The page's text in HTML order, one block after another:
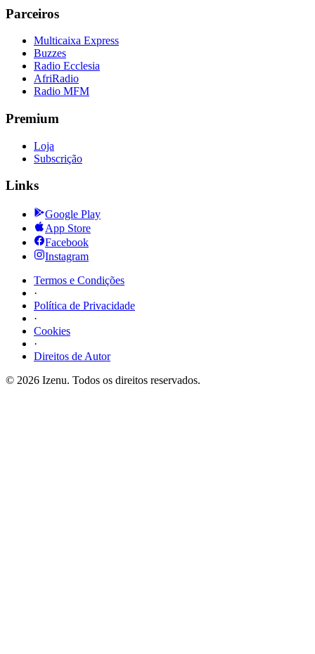
Parceiros
Multicaixa Express
Buzzes
Radio Ecclesia
AfriRadio
Radio MFM
Premium
Loja
Subscrição
Links
Google Play
App Store
Facebook
Instagram
Termos e Condições
·
Política de Privacidade
·
Cookies
·
Direitos de Autor
© 2026 Izenu. Todos os direitos reservados.